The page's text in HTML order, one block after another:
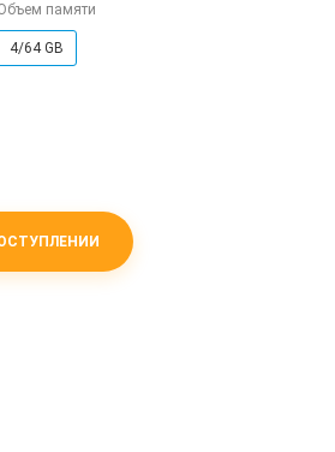
памяти
4/64 GB